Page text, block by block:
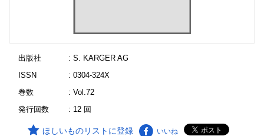
出版社
: S. KARGER AG
ISSN
: 0304-324X
巻数
: Vol.72
発行回数
: 12 回
ほしいものリストに登録 いいね